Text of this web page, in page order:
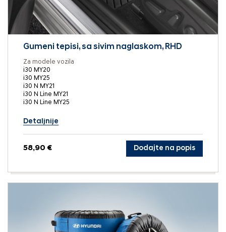
Gumeni tepisi, sa sivim naglaskom, RHD
Za modele vozila
i30 MY20
i30 MY25
i30 N MY21
i30 N Line MY21
i30 N Line MY25
Detaljnije
58,90 € Dodajte na popis